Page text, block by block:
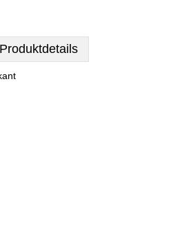
Produktdetails